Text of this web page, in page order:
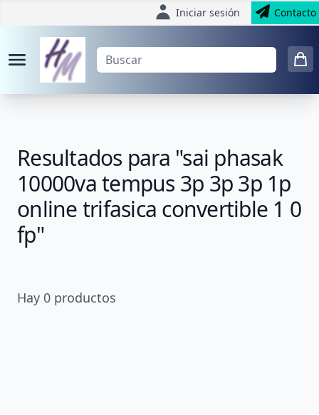
Iniciar sesión Contacto
Resultados para "sai phasak
10000va tempus 3p 3p 3p 1p
online trifasica convertible 1 0
fp"
Hay 0 productos